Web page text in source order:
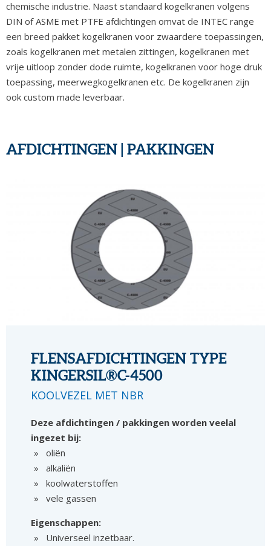
chemische industrie. Naast standaard kogelkranen volgens
DIN of ASME met PTFE afdichtingen omvat de INTEC range
een breed pakket kogelkranen voor zwaardere toepassingen,
zoals kogelkranen met metalen zittingen, kogelkranen met
vrije uitloop zonder dode ruimte, kogelkranen voor hoge druk
toepassing, meerwegkogelkranen etc. De kogelkranen zijn
ook custom made leverbaar.
AFDICHTINGEN | PAKKINGEN
FLENSAFDICHTINGEN TYPE
KINGERSIL®C-4500
KOOLVEZEL MET NBR
Deze afdichtingen / pakkingen worden veelal
ingezet bij:
oliën
alkaliën
koolwaterstoffen
vele gassen
Eigenschappen:
Universeel inzetbaar.